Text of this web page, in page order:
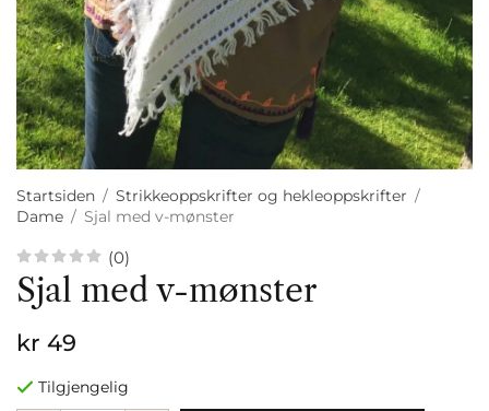
Startsiden / Strikkeoppskrifter og hekleoppskrifter /
Dame / Sjal med v-mønster
(0)
Sjal med v-mønster
kr 49
Tilgjengelig